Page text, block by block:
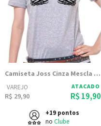
Camiseta Joss Cinza Mescla Estampada Caveira
VAREJO
R$ 29,90
ATACADO
R$ 19,90
+19 pontos
no Clube